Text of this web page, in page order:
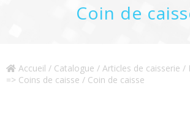
Coin de
Accueil / Catalogue / Articles de caisserie /
=> Coins de caisse / Coin de caisse